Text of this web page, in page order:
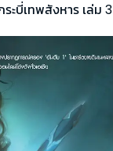
ระบี่เทพสังหาร เล่ม 3